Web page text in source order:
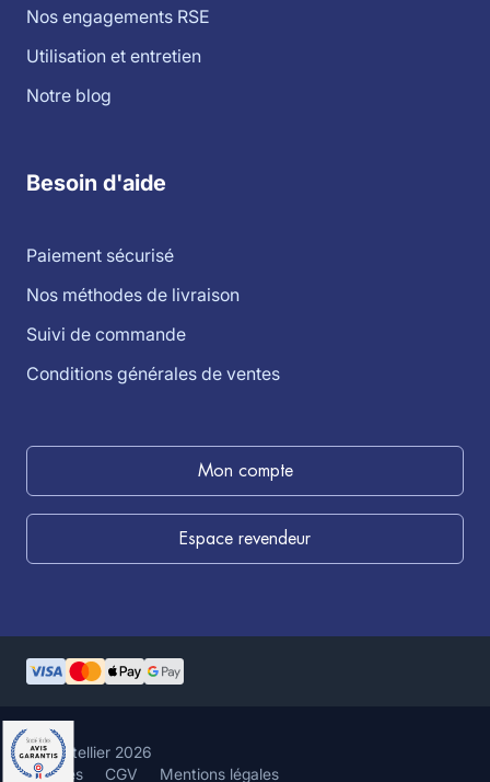
Nos engagements RSE
Utilisation et entretien
Notre blog
Besoin d'aide
Paiement sécurisé
Nos méthodes de livraison
Suivi de commande
Conditions générales de ventes
Mon compte
Espace revendeur
©louistellier 2026
Cookies
CGV Mentions légales